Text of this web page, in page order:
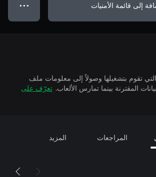
إلى قائمة الأمنيات ● ● ●
تقوم بتشغيلها وصولاً إلى معلومات ملف
تعرّف على
المراجعات المزيد